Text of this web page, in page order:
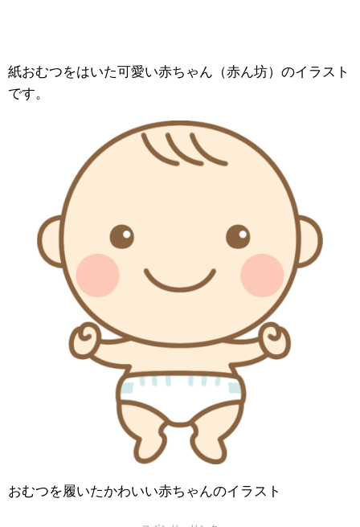
紙おむつをはいた可愛い赤ちゃん（赤ん坊）のイラスト
です。
おむつを履いたかわいい赤ちゃんのイラスト